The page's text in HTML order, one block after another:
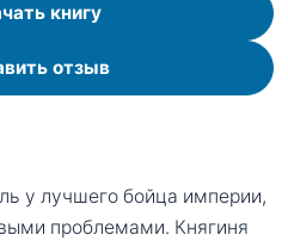
книгу
отзыв
у лучшего бойца империи,
проблемами. Княгиня